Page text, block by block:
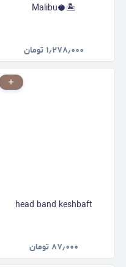
Malibu🥥🏝
۱٫۲۷۸٫۰۰۰ تومان
head band keshbaft
۸۷٫۰۰۰ تومان